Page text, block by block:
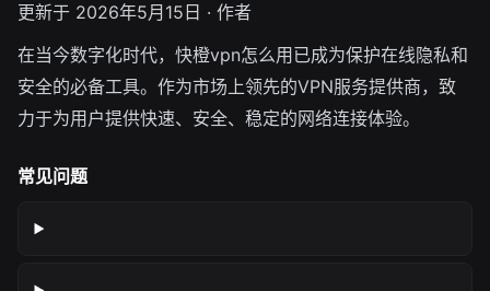
更新于 2026年5月15日 · 作者
在当今数字化时代，快橙vpn怎么用已成为保护在线隐私和
安全的必备工具。作为市场上领先的VPN服务提供商，致
力于为用户提供快速、安全、稳定的网络连接体验。
常见问题